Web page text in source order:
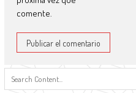
comente.